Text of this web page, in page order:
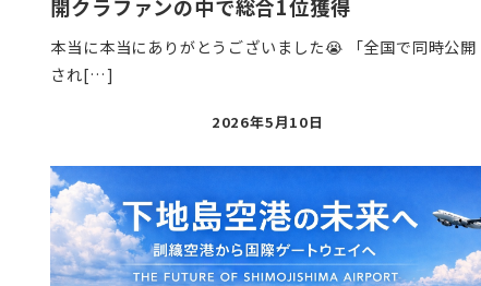
開クラファンの中で総合1位獲得
本当に本当にありがとうございました😭 「全国で同時公開
され[…]
投
日
2026年5月10日